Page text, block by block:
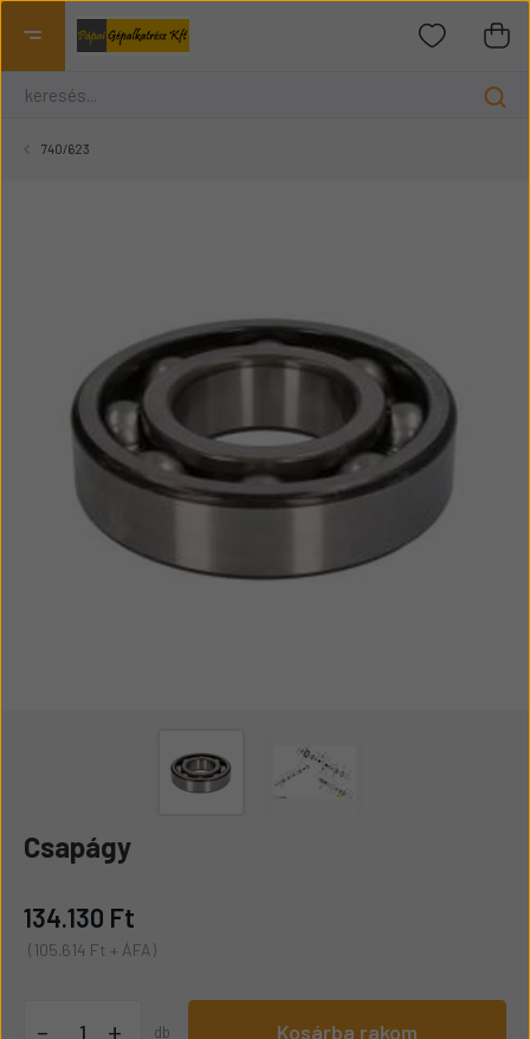
740/623
Csapágy
134.130 Ft
(105.614 Ft + ÁFA)
- + db Kosárba rakom